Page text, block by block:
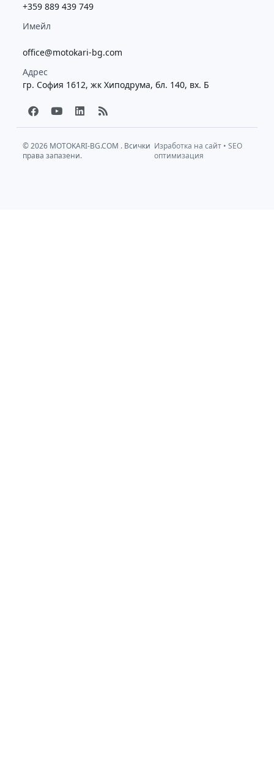
+359 889 439 749
Имейл
office@motokari-bg.com
Адрес
гр. София 1612, жк Хиподрума, бл. 140, вх. Б
F
a
c
b
o
Y
o
u
u
b
L
i
n
e
d
R
s
s
© 2026 MOTOKARI-BG.COM . Всички
права запазени.
Изработка на сайт •SEO
оптимизация